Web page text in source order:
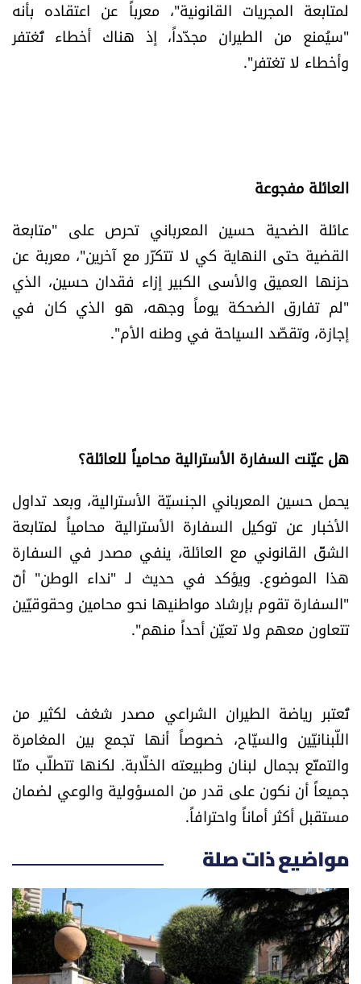
لمتابعة المجريات القانونية"، معرباً عن اعتقاده بأنه
"سيُمنع من الطيران مجدّداً، إذ هناك أخطاء تُغتفر
وأخطاء لا تغتفر".
العائلة مفجوعة
عائلة الضحية حسين المعرباني تحرص على "متابعة
القضية حتى النهاية كي لا تتكرّر مع آخرين"، معربة عن
حزنها العميق والأسى الكبير إزاء فقدان حسين، الذي
"لم تفارق الضحكة يوماً وجهه، هو الذي كان في
إجازة، وتقصّد السياحة في وطنه الأم".
هل عيّنت السفارة الأسترالية محامياً للعائلة؟
يحمل حسين المعرباني الجنسيّة الأسترالية، وبعد تداول
الأخبار عن توكيل السفارة الأسترالية محامياً لمتابعة
الشقّ القانوني مع العائلة، ينفي مصدر في السفارة
هذا الموضوع. ويؤكد في حديث لـ "نداء الوطن" أنّ
"السفارة تقوم بإرشاد مواطنيها نحو محامين وحقوقيّين
تتعاون معهم ولا تعيّن أحداً منهم".
تُعتبر رياضة الطيران الشراعي مصدر شغف لكثير من
اللّبنانيّين والسيّاح، خصوصاً أنها تجمع بين المغامرة
والتمتّع بجمال لبنان وطبيعته الخلّابة. لكنها تتطلّب منّا
جميعاً أن نكون على قدر من المسؤولية والوعي لضمان
مستقبل أكثر أماناً واحترافاً.
مواضيع ذات صلة